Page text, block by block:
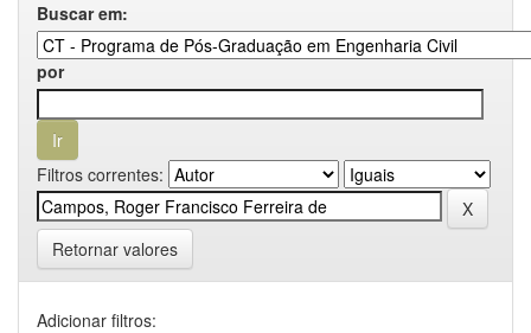
Buscar em:
por
Filtros correntes:
Retornar valores
Adicionar filtros: